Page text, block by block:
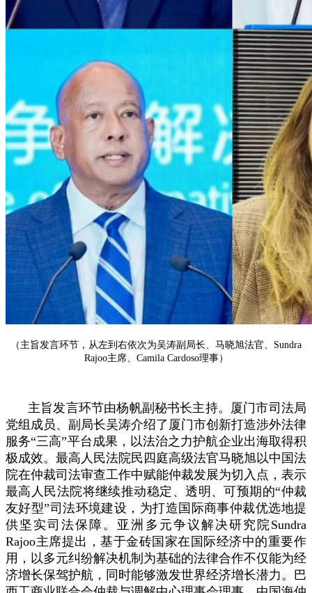
（主旨发言环节，从左到右依次为吴涛副局长、马晓旭法官、Sundra
Rajoo主席、Camila Cardoso理事）
主旨发言环节由杨帆副秘书长主持。厦门市司法局
党组成员、副局长吴涛介绍了厦门市创新打造涉外法律
服务“三高”平台成果，以法治之力护航企业出海取得积
极成效。最高人民法院民四庭高级法官马晓旭以中国法
院在仲裁司法审查工作中赋能仲裁发展为切入点，表示
最高人民法院将继续推动稳定、透明、可预期的“仲裁
友好型”司法环境建设，为打造国际商事仲裁优选地提
供坚实司法保障。亚洲多元争议解决研究院Sundra
Rajoo主席提出，基于金砖国家在国际经济中的重要作
用，以多元纠纷解决机制为基础的法律合作不仅能为经
济增长保驾护航，同时能够激发世界经济增长潜力。巴